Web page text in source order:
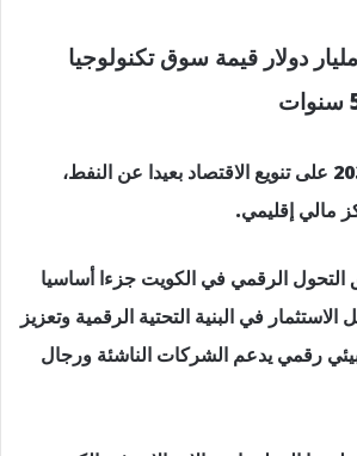
4- الكويت: 39.8 مليار دولار قيمة سوق تكنولوجيا
تركز رؤية الكويت 2035 على تنويع الاقتصاد بعيدا عن النفط،
مالي إقليمي.
الرقمي في الكويت جزءا أساسيا
وتشمل الاستثمار في البنية التحتية الرقمية وتعزيز
بيئي رقمي يدعم الشركات الناشئة ورجال